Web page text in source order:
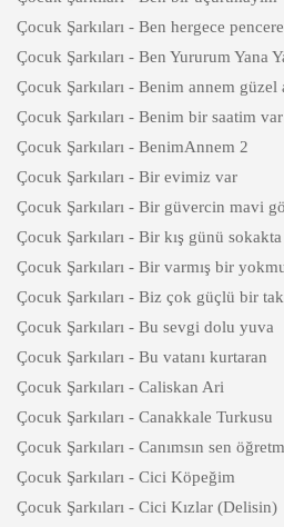
Çocuk Şarkıları - Ben hergece
Çocuk Şarkıları - Ben Yururum Yana
Çocuk Şarkıları - Benim annem güzel
Çocuk Şarkıları - Benim bir saatim var
Çocuk Şarkıları - BenimAnnem 2
Çocuk Şarkıları - Bir evimiz var
Çocuk Şarkıları - Bir güvercin mavi
Çocuk Şarkıları - Bir kış günü sokakta
Çocuk Şarkıları - Bir varmış bir
Çocuk Şarkıları - Biz çok güçlü bir
Çocuk Şarkıları - Bu sevgi dolu yuva
Çocuk Şarkıları - Bu vatanı kurtaran
Çocuk Şarkıları - Caliskan Ari
Çocuk Şarkıları - Canakkale Turkusu
Çocuk Şarkıları - Canımsın sen
Çocuk Şarkıları - Cici Köpeğim
Çocuk Şarkıları - Cici Kızlar (Delisin)